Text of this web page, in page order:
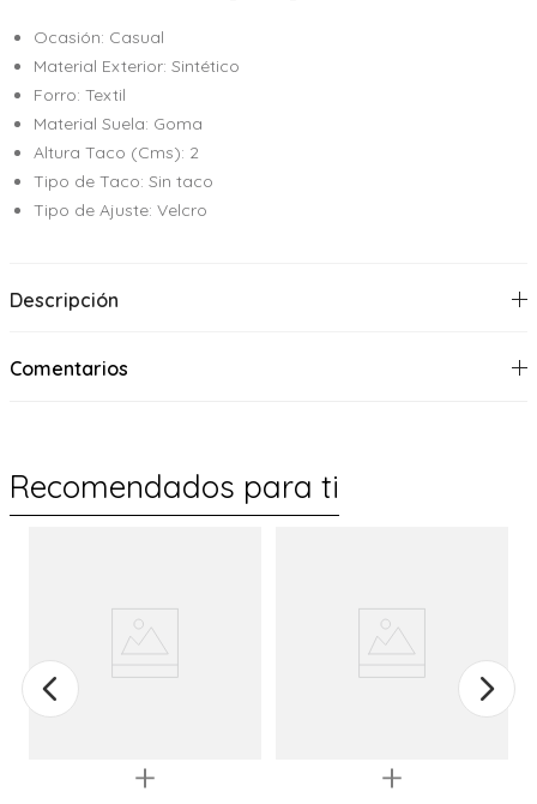
Ocasión: Casual
Material Exterior: Sintético
Forro: Textil
Material Suela: Goma
Altura Taco (Cms): 2
Tipo de Taco: Sin taco
Tipo de Ajuste: Velcro
Descripción
Comentarios
Recomendados para ti
Quickview Quickview